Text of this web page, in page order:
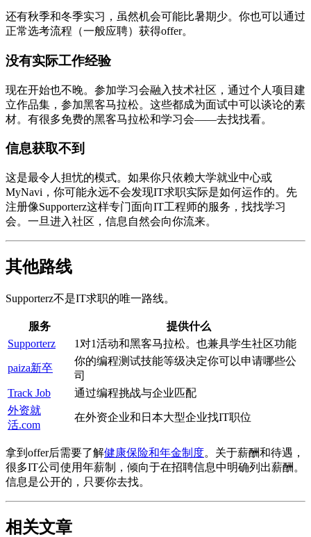
还有秋季和冬季实习，虽然机会可能比暑期少。你也可以通过
正常选考流程（一般应聘）获得offer。
没有实际工作经验
现在开始也不晚。参加学习会融入技术社区，通过个人项目建
立作品集，参加黑客马拉松。这些都成为面试中可以谈论的素
材。有很多免费的黑客马拉松和学习会——去找找看。
信息获取不到
这是最令人担忧的模式。如果你只依赖大学就业中心或
MyNavi，你可能永远不会发现IT求职实际是如何运作的。先
注册像Supporterz这样专门面向IT工程师的服务，找找学习
会。一旦进入社区，信息自然会向你流来。
其他路线
Supporterz不是IT求职的唯一路线。
服务
提供什么
Supporterz
1对1活动和黑客马拉松。也兼具学生社区功能
paiza新卒
你的编程测试技能等级决定你可以申请哪些公
司
Track Job
通过编程挑战与企业匹配
外资就
活.com
在外资企业和日本大型企业找IT职位
拿到offer后需要了解健康保险和年金制度。关于薪酬和待遇，
很多IT公司使用年薪制，倾向于在招聘信息中明确列出薪酬。
信息是公开的，只要你去找。
相关文章